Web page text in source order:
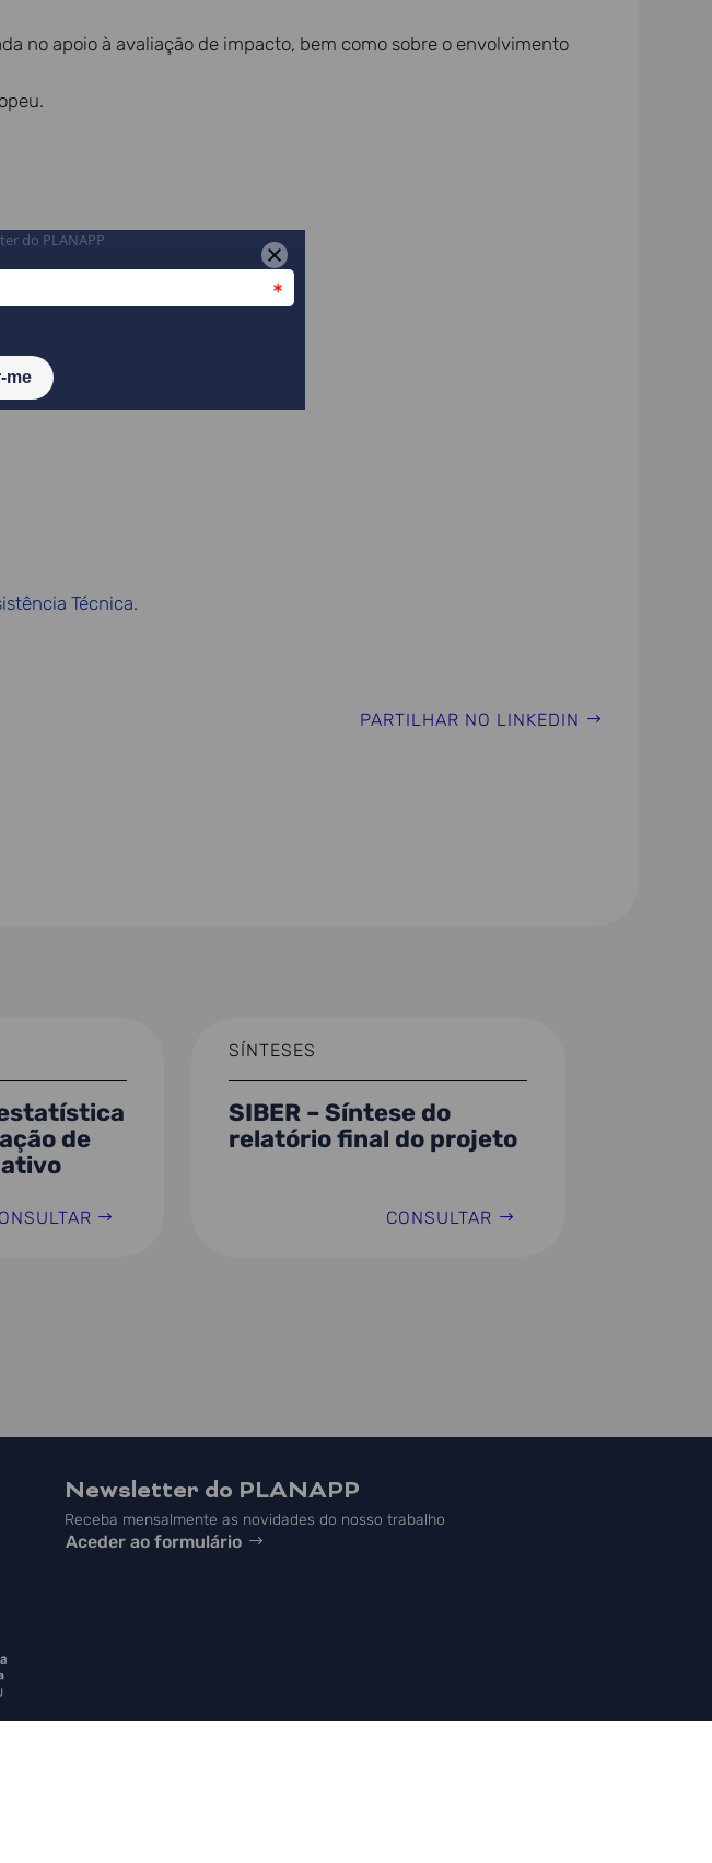
no apoio à avaliação de impacto, bem como sobre o envolvimento
administrativos.
Técnica.
PARTILHAR NO LINKEDIN
de
SÍNTESES
SIBER – Síntese do
relatório final do projeto
CONSULTAR
Newsletter do PLANAPP
Receba mensalmente as novidades do nosso trabalho
Aceder ao formulário